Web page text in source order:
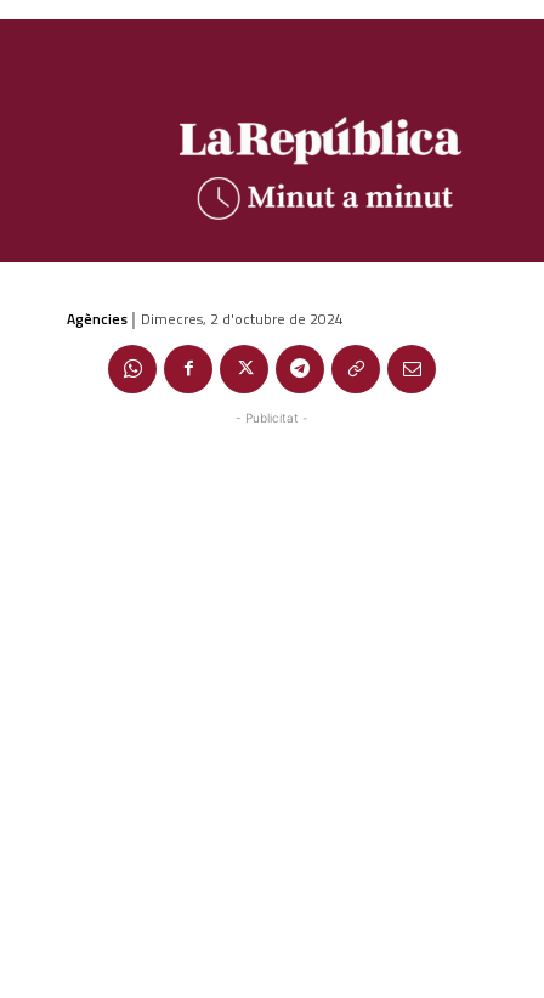
Agències | Dimecres, 2 d'octubre de 2024
- Publicitat -